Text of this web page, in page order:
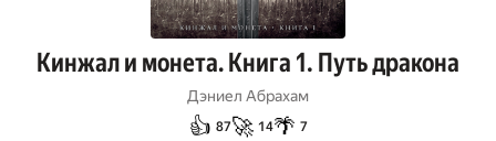
Кинжал и монета. Книга 1. Путь дракона
Дэниел Абрахам
👍 87🚀 14🌴 7